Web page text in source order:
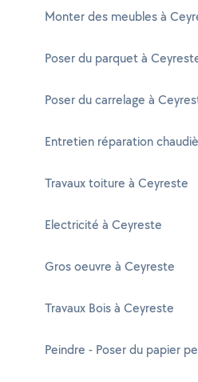
Monter des meubles à
Poser du parquet à
Poser du carrelage à
Entretien réparation
Travaux toiture à Ceyreste
Electricité à Ceyreste
Gros oeuvre à Ceyreste
Travaux Bois à Ceyreste
Peindre - Poser du papier